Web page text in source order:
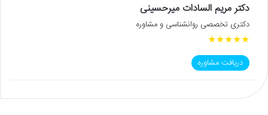
دکتر مریم السادات میرحسینی
دکتری تخصصی روانشناسی و مشاوره
★
★
★
★
★
دریافت مشاوره